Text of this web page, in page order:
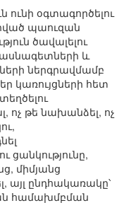
ունի օգտագործելու
պաուզան
ծավալելու
և
ներգրավմամբ
կառույցների հետ
ոչ թե նախանձել, ոչ
ցանկությունը,
միմյանց
այլ ընդհակառակը՝
համախմբման